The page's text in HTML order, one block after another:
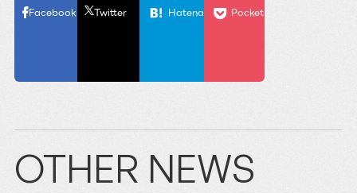
Facebook Twitter Hatena Pocket
OTHER NEWS